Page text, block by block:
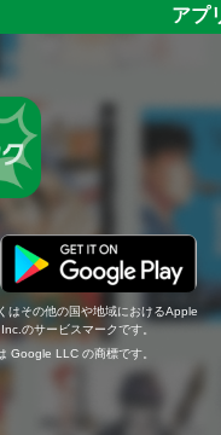
アプ
はその他の国や地域におけるApple
のサービスマークです。
Google LLC の商標です。